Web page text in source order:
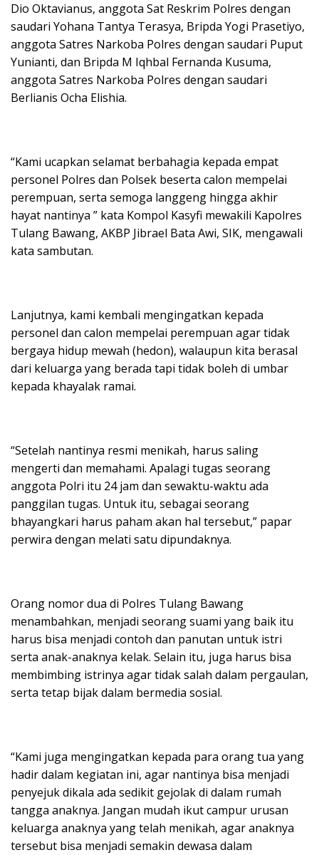
Dio Oktavianus, anggota Sat Reskrim Polres dengan
saudari Yohana Tantya Terasya, Bripda Yogi Prasetiyo,
anggota Satres Narkoba Polres dengan saudari Puput
Yunianti, dan Bripda M Iqhbal Fernanda Kusuma,
anggota Satres Narkoba Polres dengan saudari
Berlianis Ocha Elishia.
“Kami ucapkan selamat berbahagia kepada empat
personel Polres dan Polsek beserta calon mempelai
perempuan, serta semoga langgeng hingga akhir
hayat nantinya ” kata Kompol Kasyfi mewakili Kapolres
Tulang Bawang, AKBP Jibrael Bata Awi, SIK, mengawali
kata sambutan.
Lanjutnya, kami kembali mengingatkan kepada
personel dan calon mempelai perempuan agar tidak
bergaya hidup mewah (hedon), walaupun kita berasal
dari keluarga yang berada tapi tidak boleh di umbar
kepada khayalak ramai.
“Setelah nantinya resmi menikah, harus saling
mengerti dan memahami. Apalagi tugas seorang
anggota Polri itu 24 jam dan sewaktu-waktu ada
panggilan tugas. Untuk itu, sebagai seorang
bhayangkari harus paham akan hal tersebut,” papar
perwira dengan melati satu dipundaknya.
Orang nomor dua di Polres Tulang Bawang
menambahkan, menjadi seorang suami yang baik itu
harus bisa menjadi contoh dan panutan untuk istri
serta anak-anaknya kelak. Selain itu, juga harus bisa
membimbing istrinya agar tidak salah dalam pergaulan,
serta tetap bijak dalam bermedia sosial.
“Kami juga mengingatkan kepada para orang tua yang
hadir dalam kegiatan ini, agar nantinya bisa menjadi
penyejuk dikala ada sedikit gejolak di dalam rumah
tangga anaknya. Jangan mudah ikut campur urusan
keluarga anaknya yang telah menikah, agar anaknya
tersebut bisa menjadi semakin dewasa dalam